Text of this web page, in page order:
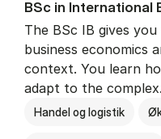
BSc in In­ter­na­tion­al
The BSc IB gives
business economics
context. You learn
adapt to the
Handel og logistik